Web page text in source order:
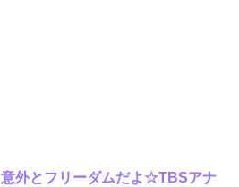
意外とフリーダムだよ☆TBSアナ